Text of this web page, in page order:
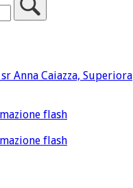
Anna Caiazza, Superiora
flash
flash